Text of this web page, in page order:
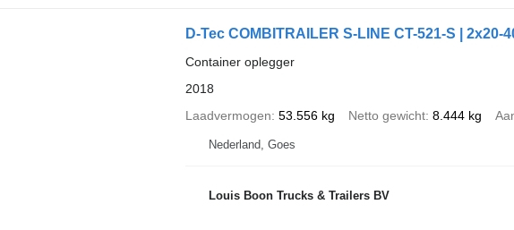
D-Tec COMBITRAILER S-LINE CT-521-S | 2x20-
Container oplegger
2018
Laadvermogen 53.556 kg Netto gewicht 8.444 kg
Nederland, Goes
Louis Boon Trucks & Trailers BV